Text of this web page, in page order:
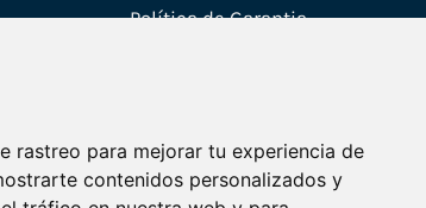
rastreo para mejorar tu experiencia de
contenidos personalizados y
Política de Garantia
Fale connosco